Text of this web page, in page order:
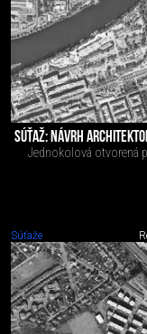
SÚŤAŽ: NÁVRH
Jednokolová otvorená
Súťaže